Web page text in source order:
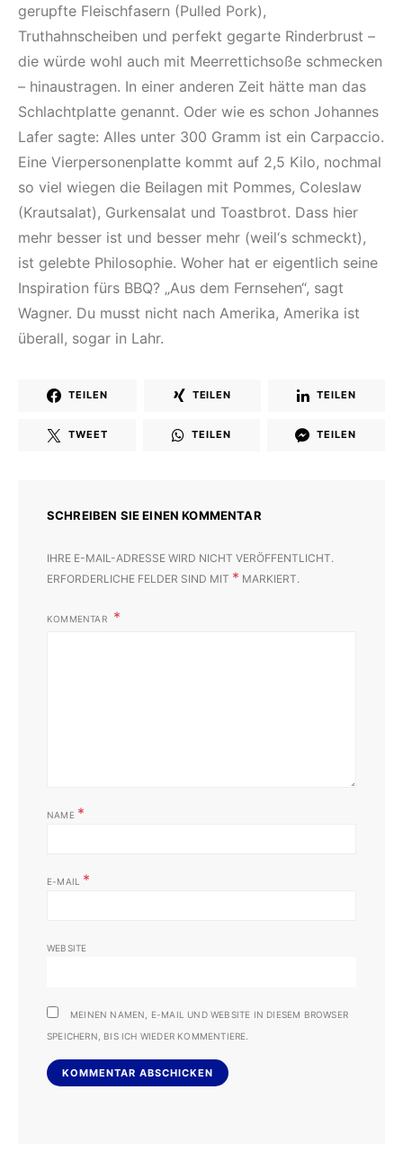
gerupfte Fleischfasern (Pulled Pork),
Truthahnscheiben und perfekt gegarte Rinderbrust –
die würde wohl auch mit Meerrettichsoße schmecken
– hinaustragen. In einer anderen Zeit hätte man das
Schlachtplatte genannt. Oder wie es schon Johannes
Lafer sagte: Alles unter 300 Gramm ist ein Carpaccio.
Eine Vierpersonenplatte kommt auf 2,5 Kilo, nochmal
so viel wiegen die Beilagen mit Pommes, Coleslaw
(Krautsalat), Gurkensalat und Toastbrot. Dass hier
mehr besser ist und besser mehr (weil‘s schmeckt),
ist gelebte Philosophie. Woher hat er eigentlich seine
Inspiration fürs BBQ? „Aus dem Fernsehen“, sagt
Wagner. Du musst nicht nach Amerika, Amerika ist
überall, sogar in Lahr.
TEILEN TEILEN TEILEN
TWEET TEILEN TEILEN
SCHREIBEN SIE EINEN KOMMENTAR
IHRE E-MAIL-ADRESSE WIRD NICHT VERÖFFENTLICHT.
ERFORDERLICHE FELDER SIND MIT * MARKIERT.
KOMMENTAR
NAME *
E-MAIL *
WEBSITE
MEINEN NAMEN, E-MAIL UND WEBSITE IN DIESEM BROWSER
SPEICHERN, BIS ICH WIEDER KOMMENTIERE.